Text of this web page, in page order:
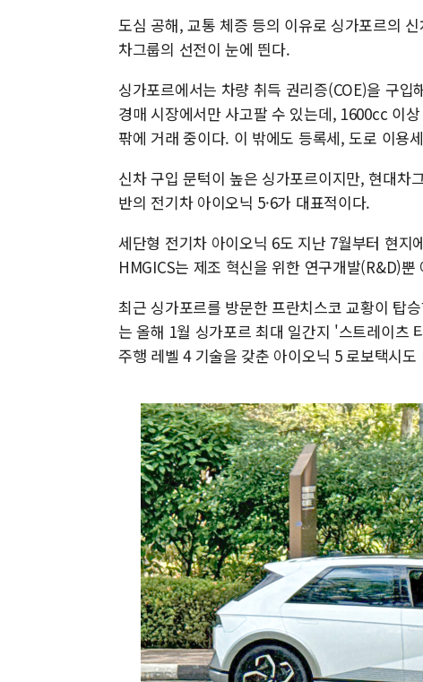
도심 공해, 교통 체증 등의 이유로 싱가포르의
차그룹의 선전이 눈에 띈다.
싱가포르에서는 차량 취득 권리증(COE)을 구
경매 시장에서만 사고팔 수 있는데, 1600cc 이
팎에 거래 중이다. 이 밖에도 등록세, 도로 이용
신차 구입 문턱이 높은 싱가포르이지만, 현대차
반의 전기차 아이오닉 5·6가 대표적이다.
세단형 전기차 아이오닉 6도 지난 7월부터 현
HMGICS는 제조 혁신을 위한 연구개발(R&D)
최근 싱가포르를 방문한 프란치스코 교황이 탑
는 올해 1월 싱가포르 최대 일간지 '스트레이츠
주행 레벨 4 기술을 갖춘 아이오닉 5 로보택시